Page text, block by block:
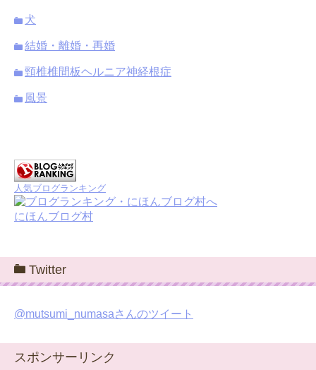
犬
結婚・離婚・再婚
頸椎椎間板ヘルニア神経根症
風景
人気ブログランキング
にほんブログ村
Twitter
@mutsumi_numasaさんのツイート
スポンサーリンク